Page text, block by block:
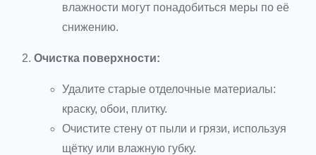
влажности могут понадобиться меры по её
снижению.
Очистка поверхности:
Удалите старые отделочные материалы:
краску, обои, плитку.
Очистите стену от пыли и грязи, используя
щётку или влажную губку.